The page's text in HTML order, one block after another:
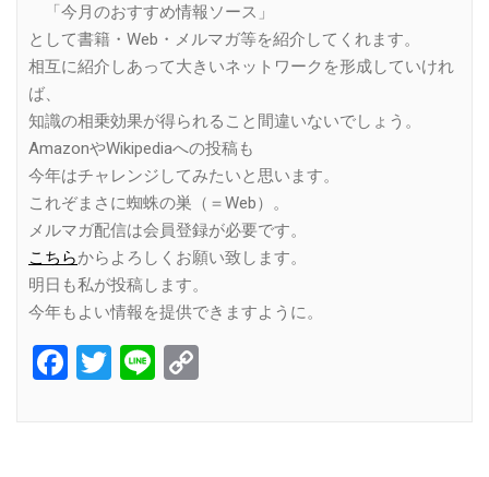
「今月のおすすめ情報ソース」
として書籍・Web・メルマガ等を紹介してくれます。
相互に紹介しあって大きいネットワークを形成していけれ
ば、
知識の相乗効果が得られること間違いないでしょう。
AmazonやWikipediaへの投稿も
今年はチャレンジしてみたいと思います。
これぞまさに蜘蛛の巣（＝Web）。
メルマガ配信は会員登録が必要です。
こちらからよろしくお願い致します。
明日も私が投稿します。
今年もよい情報を提供できますように。
Facebook
Twitter
Line